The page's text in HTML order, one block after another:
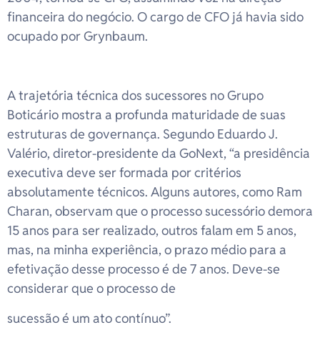
financeira do negócio. O cargo de CFO já havia sido
ocupado por Grynbaum.
A trajetória técnica dos sucessores no Grupo
Boticário mostra a profunda maturidade de suas
estruturas de governança. Segundo Eduardo J.
Valério, diretor-presidente da GoNext, “a presidência
executiva deve ser formada por critérios
absolutamente técnicos. Alguns autores, como Ram
Charan, observam que o processo sucessório demora
15 anos para ser realizado, outros falam em 5 anos,
mas, na minha experiência, o prazo médio para a
efetivação desse processo é de 7 anos. Deve-se
considerar que o processo de
sucessão é um ato contínuo”.